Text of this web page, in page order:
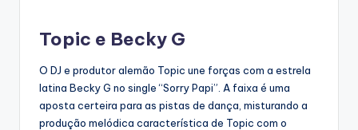
Topic e Becky G
O DJ e produtor alemão Topic une forças com a estrela
latina Becky G no single “Sorry Papi”. A faixa é uma
aposta certeira para as pistas de dança, misturando a
produção melódica característica de Topic com o